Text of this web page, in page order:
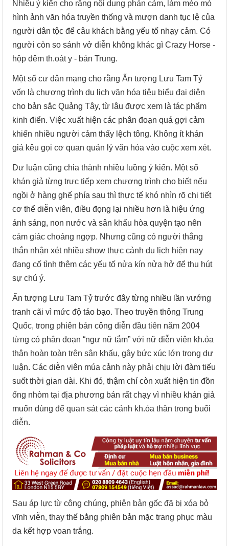
Nhiều ý kiến cho rằng nội dung phản cảm, làm méo mó
hình ảnh văn hóa truyền thống và mượn danh tục lệ của
người dân tộc để câu khách bằng yếu tố nhạy cảm. Có
người còn so sánh vở diễn không khác gì Crazy Horse -
hộp đêm th.oát y - bản Trung.
Một số cư dân mạng cho rằng Ấn tượng Lưu Tam Tỷ
vốn là chương trình du lịch văn hóa tiêu biểu đại diện
cho bản sắc Quảng Tây, từ lâu được xem là tác phẩm
kinh điển. Việc xuất hiện các phân đoạn quá gợi cảm
khiến nhiều người cảm thấy lệch tông. Không ít khán
giả kêu gọi cơ quan quản lý văn hóa vào cuộc xem xét.
Dư luận cũng chia thành nhiều luồng ý kiến. Một số
khán giả từng trực tiếp xem chương trình cho biết nếu
ngồi ở hàng ghế phía sau thì thực tế khó nhìn rõ chi tiết
cơ thể diễn viên, điều đọng lại nhiều hơn là hiệu ứng
ánh sáng, non nước và sân khấu hòa quyện tạo nên
cảm giác choáng ngợp. Nhưng cũng có người thẳng
thắn nhận xét nhiều show thực cảnh du lịch hiện nay
đang cố tình thêm các yếu tố nửa kín nửa hở để thu hút
sự chú ý.
Ấn tượng Lưu Tam Tỷ trước đây từng nhiều lần vướng
tranh cãi vì mức độ táo bạo. Theo truyền thông Trung
Quốc, trong phiên bản công diễn đầu tiên năm 2004
từng có phân đoạn “ngư nữ tắm” với nữ diễn viên kh.ỏa
thân hoàn toàn trên sân khấu, gây bức xúc lớn trong dư
luận. Các diễn viên múa cảnh này phải chịu lời đàm tiếu
suốt thời gian dài. Khi đó, thậm chí còn xuất hiện tin đồn
ống nhòm tại địa phương bán rất chạy vì nhiều khán giả
muốn dùng để quan sát các cảnh kh.ỏa thân trong buổi
diễn.
Sau áp lực từ công chúng, phiên bản gốc đã bị xóa bỏ
vĩnh viễn, thay thế bằng phiên bản mặc trang phục màu
da kết hợp voan trắng.